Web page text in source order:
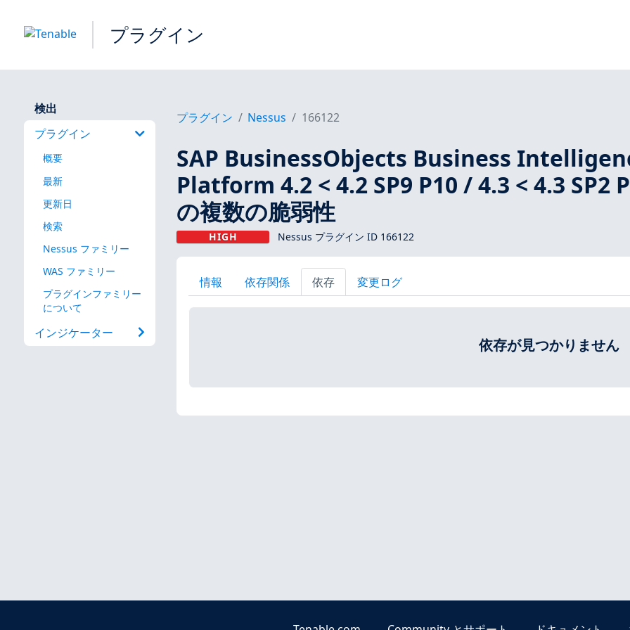
プラグイン
検出
プラグイン
概要
最新
更新日
検索
Nessus ファミリー
WAS ファミリー
プラグインファミリー
について
インジケーター
プラグイン Nessus 166122
SAP BusinessObjects Business
Platform 4.2 < 4.2 SP9 P10 / 4.3 < 4.3 SP2
の複数の脆弱性
HIGH Nessus プラグイン ID 166122
情報 依存関係 依存 変更ログ
依存が見つかりません